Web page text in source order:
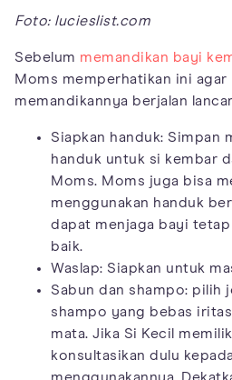
Foto: lucieslist.com
Sebelum memandikan bayi
Moms memperhatikan ini agar
memandikannya berjalan
Siapkan handuk: Simpan
handuk untuk si kembar
Moms. Moms juga bisa
menggunakan handuk
dapat menjaga bayi
baik.
Waslap: Siapkan untuk
Sabun dan shampo: pilih
shampo yang bebas
mata. Jika Si Kecil
konsultasikan dulu